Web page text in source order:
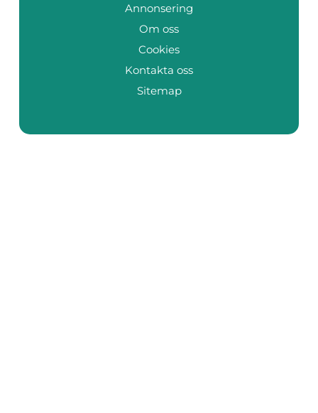
Annonsering
Om oss
Cookies
Kontakta oss
Sitemap